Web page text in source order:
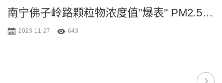
南宁佛子岭路颗粒物浓度值"爆表" PM2.5重度污染
2023-11-27 643